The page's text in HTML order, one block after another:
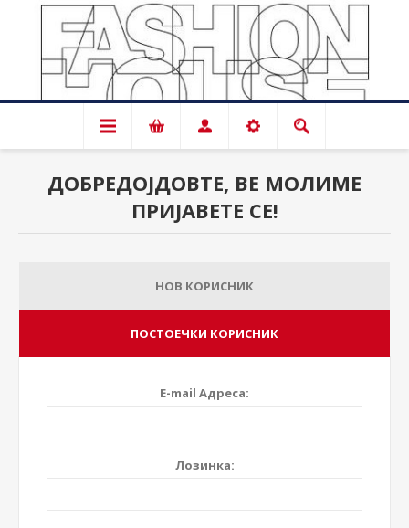
ДОБРЕДОЈДОВТЕ, ВЕ МОЛИМЕ
ПРИЈАВЕТЕ СЕ!
НОВ КОРИСНИК
ПОСТОЕЧКИ КОРИСНИК
E-mail Адреса:
Лозинка: